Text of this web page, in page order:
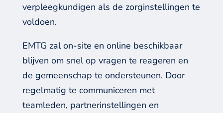
verpleegkundigen als de zorginstellingen te
voldoen.
EMTG zal on-site en online beschikbaar
blijven om snel op vragen te reageren en
de gemeenschap te ondersteunen. Door
regelmatig te communiceren met
teamleden, partnerinstellingen en